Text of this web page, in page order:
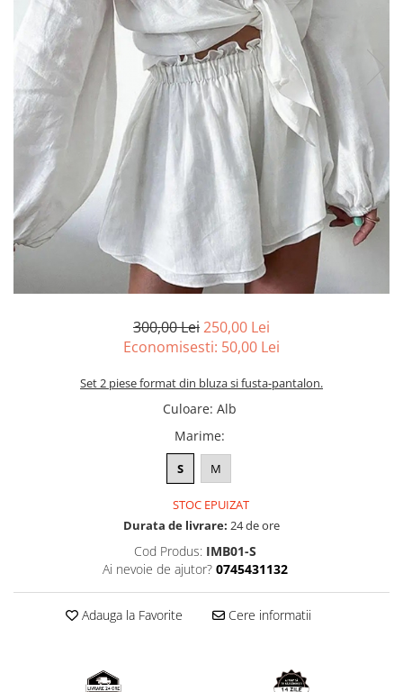
300,00 Lei250,00 Lei
Economisesti: 50,00 Lei
Set 2 piese format din bluza si fusta-pantalon.
Culoare: Alb
Marime:
S M
STOC EPUIZAT
Durata de livrare: 24 de ore
Cod Produs: IMB01-S
Ai nevoie de ajutor? 0745431132
Adauga la Favorite Cere informatii